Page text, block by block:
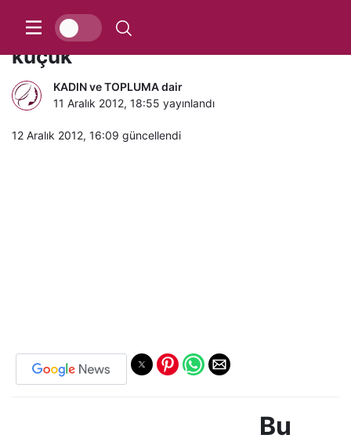
BU önerilerle BURNUNUZ daha
küçük
KADIN ve TOPLUMA dair
11 Aralık 2012, 18:55 yayınlandı
12 Aralık 2012, 16:09 güncellendi
Bu